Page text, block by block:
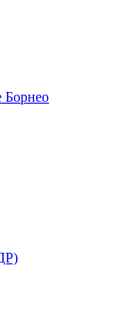
Борнео